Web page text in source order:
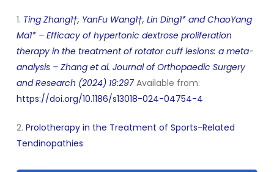
1. Ting Zhang1†, YanFu Wang1†, Lin Ding1* and ChaoYang
Ma1* – Efficacy of hypertonic dextrose proliferation
therapy in the treatment of rotator cuff lesions: a meta-
analysis – Zhang et al. Journal of Orthopaedic Surgery
and Research (2024) 19:297 Available from:
https://doi.org/10.1186/s13018-024-04754-4
2. Prolotherapy in the Treatment of Sports-Related
Tendinopathies